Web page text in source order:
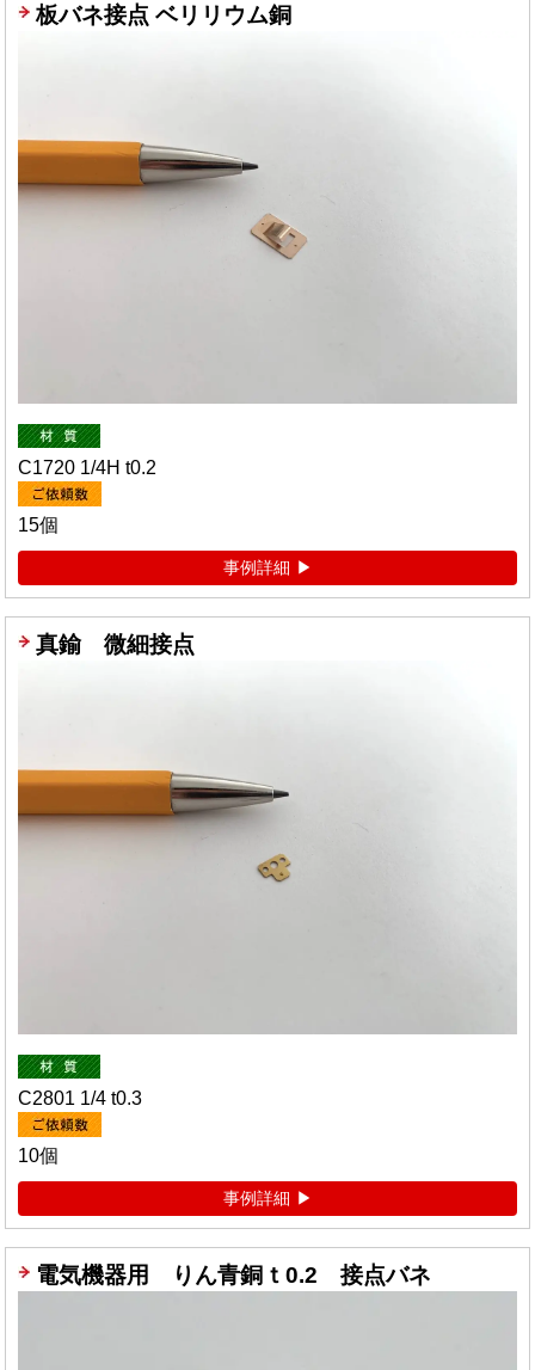
板バネ接点 ベリリウム銅
C1720 1/4H t0.2
15個
事例詳細
真鍮 微細接点
C2801 1/4 t0.3
10個
事例詳細
電気機器用 りん青銅ｔ0.2 接点バネ